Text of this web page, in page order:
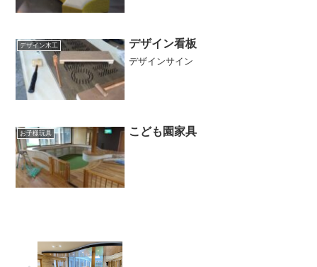
デザイン木工 デザイン看板
デザインサイン
お子様玩具 こども園家具